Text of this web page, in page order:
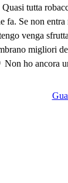
Quasi tutta
fa. Se non
venga
migliori
Non ho ancora